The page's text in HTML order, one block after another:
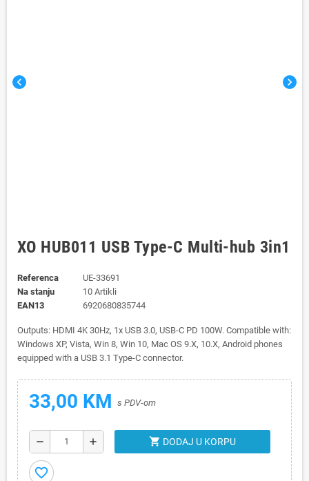
chevron_left chevron_right
XO HUB011 USB Type-C Multi-hub 3in1
Referenca
UE-33691
Na stanju
10 Artikli
EAN13
6920680835744
Outputs: HDMI 4K 30Hz, 1x USB 3.0, USB-C PD 100W. Compatible with:
Windows XP, Vista, Win 8, Win 10, Mac OS 9.X, 10.X, Android phones
equipped with a USB 3.1 Type-C connector.
33,00 KM s PDV-om
remove add shopping_cart DODAJ U KORPU
favorite_border